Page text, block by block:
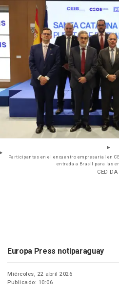
Participantes en el encuentro empresarial en
entrada a Brasil para las
- CEDIDA
Europa Press notiparaguay
Miércoles, 22 abril 2026
Publicado: 10:06